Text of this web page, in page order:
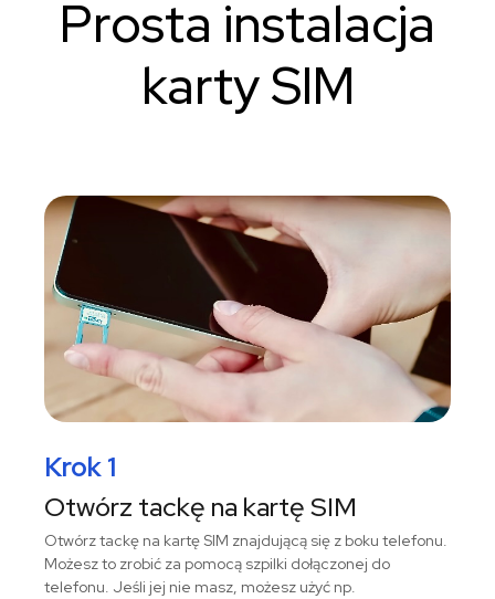
Prosta instalacja
karty SIM
Krok 1
Otwórz tackę na kartę SIM
Otwórz tackę na kartę SIM znajdującą się z boku telefonu.
Możesz to zrobić za pomocą szpilki dołączonej do
telefonu. Jeśli jej nie masz, możesz użyć np.